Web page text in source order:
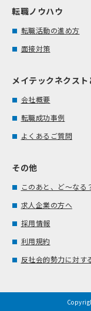
転職ノウハウ
転職活動の進め方
面接対策
メイテックネクスト
会社概要
転職成功事例
よくあるご質問
その他
このあと、ど～なる
求人企業の方へ
採用情報
利用規約
反社会的勢力に対す